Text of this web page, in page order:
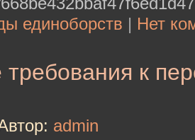
единоборств | Нет
к
admin